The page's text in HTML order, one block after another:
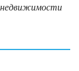
недвижимости